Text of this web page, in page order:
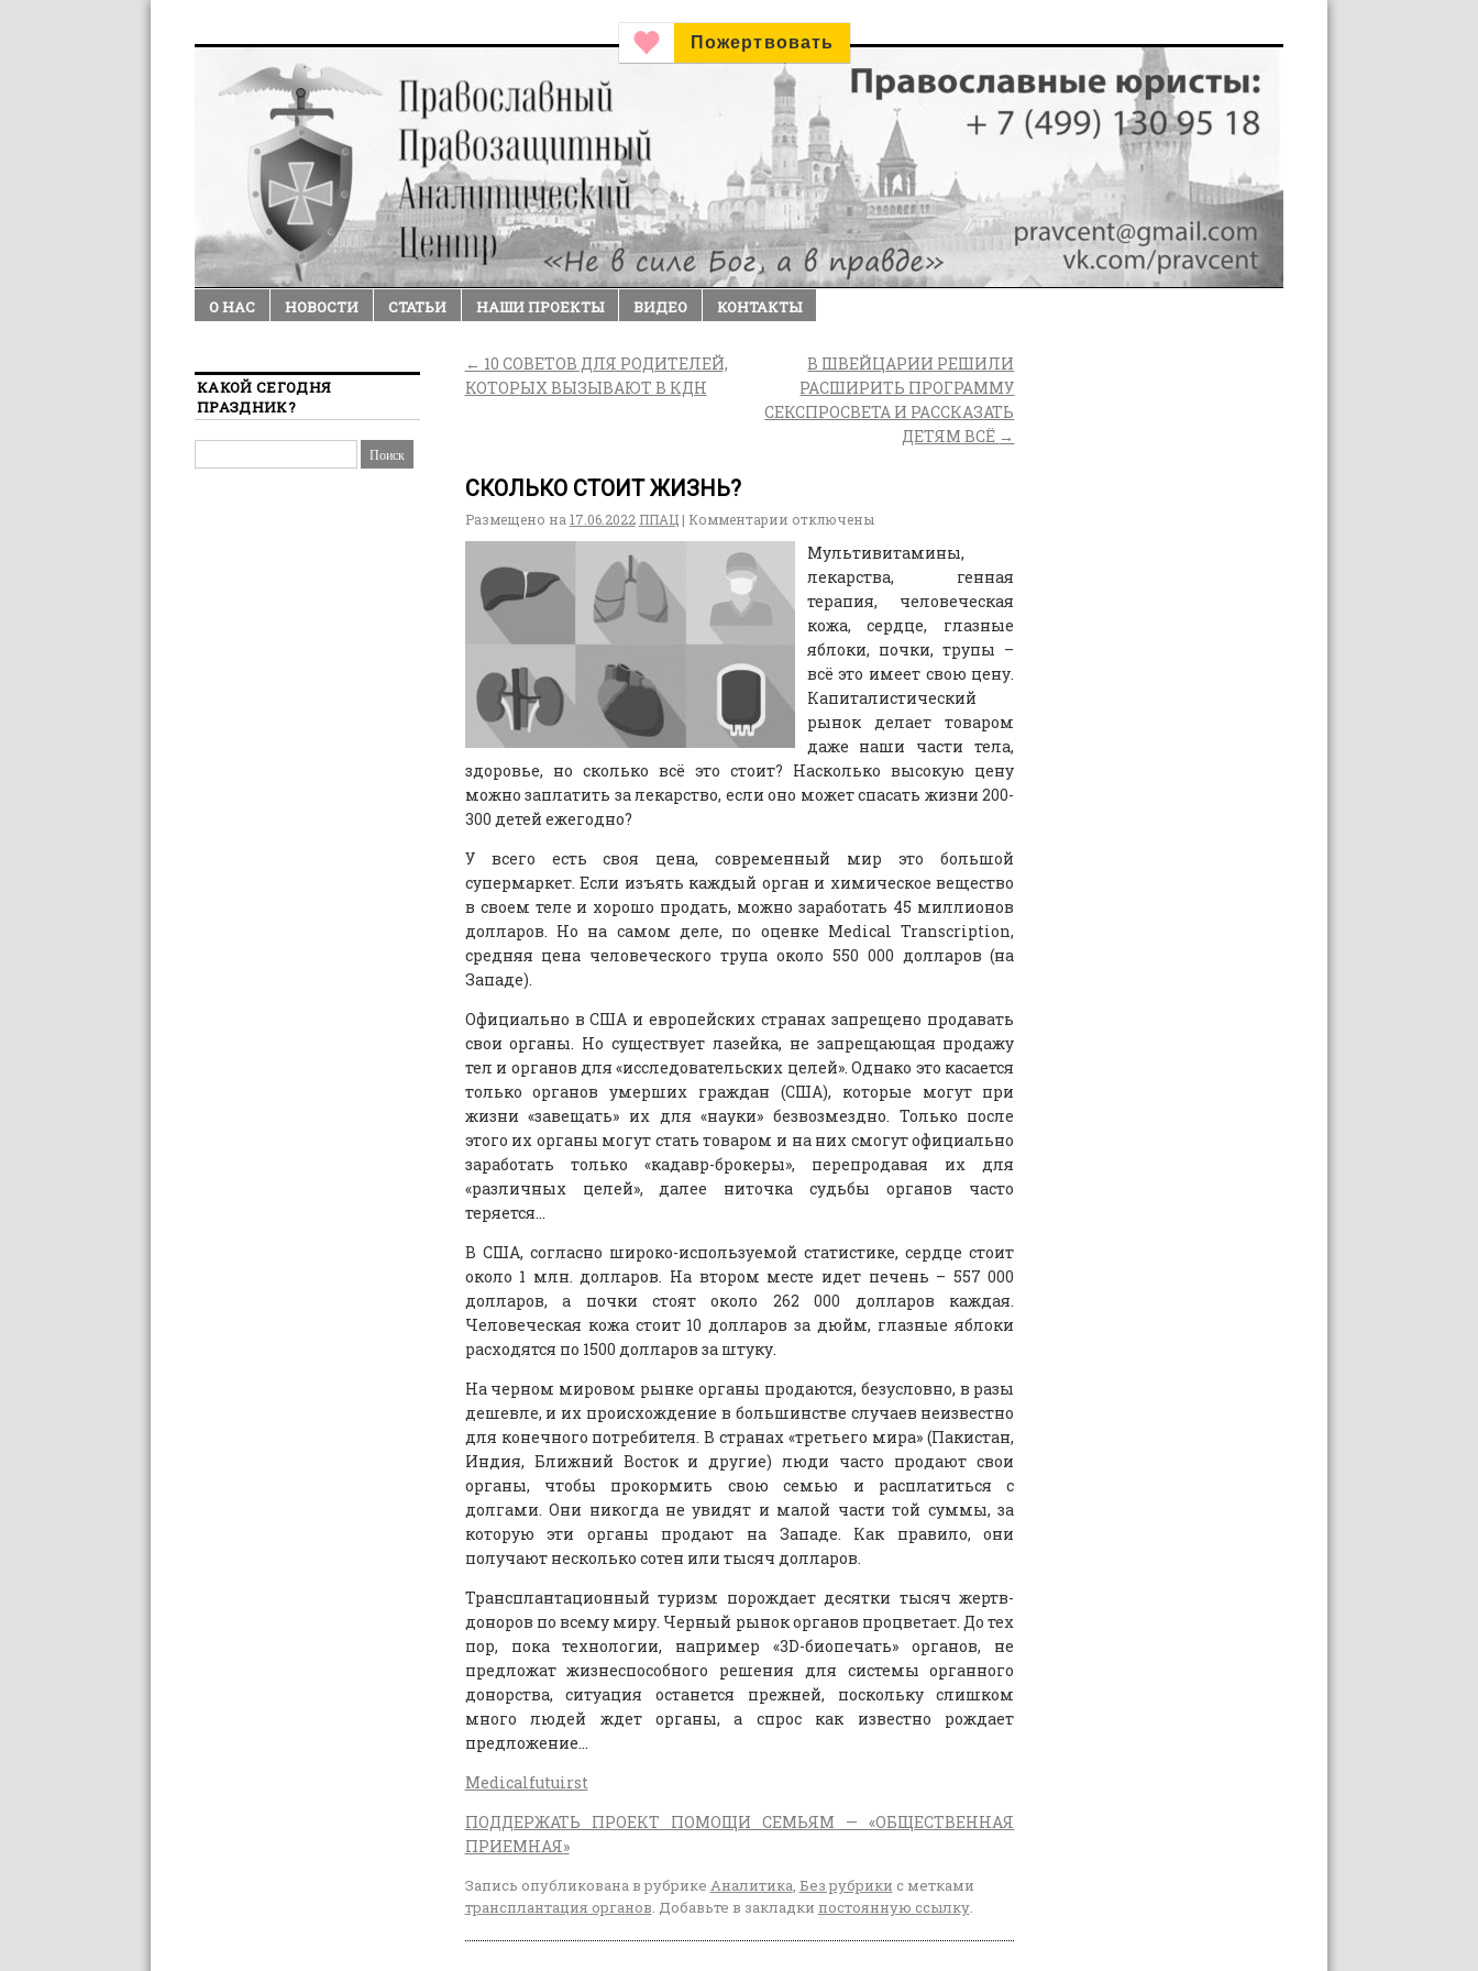
Пожертвовать
О НАС НОВОСТИ СТАТЬИ НАШИ ПРОЕКТЫ ВИДЕО КОНТАКТЫ
← 10 СОВЕТОВ ДЛЯ РОДИТЕЛЕЙ,
КОТОРЫХ ВЫЗЫВАЮТ В КДН
В ШВЕЙЦАРИИ РЕШИЛИ
РАСШИРИТЬ ПРОГРАММУ
СЕКСПРОСВЕТА И РАССКАЗАТЬ
ДЕТЯМ ВСЁ →
СКОЛЬКО СТОИТ ЖИЗНЬ?
Размещено на 17.06.2022 ППАЦ | Комментарии отключены
Мультивитамины,
лекарства, генная
терапия, человеческая
кожа, сердце, глазные
яблоки, почки, трупы –
всё это имеет свою цену.
Капиталистический
рынок делает товаром
даже наши части тела,
здоровье, но сколько всё это стоит? Насколько высокую цену
можно заплатить за лекарство, если оно может спасать жизни 200-
300 детей ежегодно?
У всего есть своя цена, современный мир это большой
супермаркет. Если изъять каждый орган и химическое вещество
в своем теле и хорошо продать, можно заработать 45 миллионов
долларов. Но на самом деле, по оценке Меdical Transcription,
средняя цена человеческого трупа около 550 000 долларов (на
Западе).
Официально в США и европейских странах запрещено продавать
свои органы. Но существует лазейка, не запрещающая продажу
тел и органов для «исследовательских целей». Однако это касается
только органов умерших граждан (США), которые могут при
жизни «завещать» их для «науки» безвозмездно. Только после
этого их органы могут стать товаром и на них смогут официально
заработать только «кадавр-брокеры», перепродавая их для
«различных целей», далее ниточка судьбы органов часто
теряется…
В США, согласно широко-используемой статистике, сердце стоит
около 1 млн. долларов. На втором месте идет печень – 557 000
долларов, а почки стоят около 262 000 долларов каждая.
Человеческая кожа стоит 10 долларов за дюйм, глазные яблоки
расходятся по 1500 долларов за штуку.
На черном мировом рынке органы продаются, безусловно, в разы
дешевле, и их происхождение в большинстве случаев неизвестно
для конечного потребителя. В странах «третьего мира» (Пакистан,
Индия, Ближний Восток и другие) люди часто продают свои
органы, чтобы прокормить свою семью и расплатиться с
долгами. Они никогда не увидят и малой части той суммы, за
которую эти органы продают на Западе. Как правило, они
получают несколько сотен или тысяч долларов.
Трансплантационный туризм порождает десятки тысяч жертв-
доноров по всему миру. Черный рынок органов процветает. До тех
пор, пока технологии, например «3D-биопечать» органов, не
предложат жизнеспособного решения для системы органного
донорства, ситуация останется прежней, поскольку слишком
много людей ждет органы, а спрос как известно рождает
предложение…
Medicalfutuirst
ПОДДЕРЖАТЬ ПРОЕКТ ПОМОЩИ СЕМЬЯМ — «ОБЩЕСТВЕННАЯ
ПРИЕМНАЯ»
Запись опубликована в рубрике Аналитика, Без рубрики с метками
трансплантация органов. Добавьте в закладки постоянную ссылку.
КАКОЙ СЕГОДНЯ
ПРАЗДНИК?